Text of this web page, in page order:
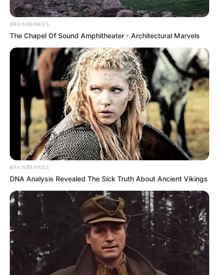
BRAINBERRIES
The Chapel Of Sound Amphitheater - Architectural Marvels
BRAINBERRIES
DNA Analysis Revealed The Sick Truth About Ancient Vikings